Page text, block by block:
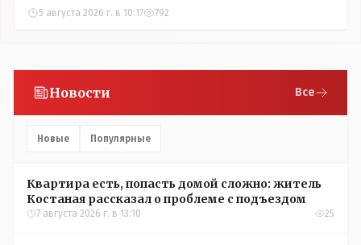
5 августа 2026 г. в 10:17 792
Новости Все
Новые Популярные
Квартира есть, попасть домой сложно: житель
Костаная рассказал о проблеме с подъездом
7 августа 2026 г. в 13:10 25